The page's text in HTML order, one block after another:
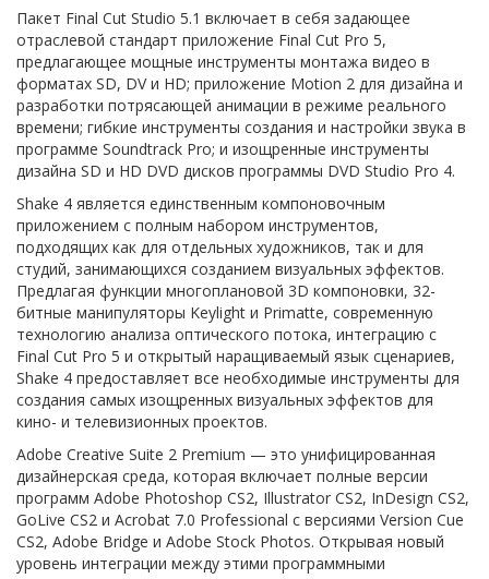
Пакет Final Cut Studio 5.1 включает в себя задающее
отраслевой стандарт приложение Final Cut Pro 5,
предлагающее мощные инструменты монтажа видео в
форматах SD, DV и HD; приложение Motion 2 для дизайна и
разработки потрясающей анимации в режиме реального
времени; гибкие инструменты создания и настройки звука в
программе Soundtrack Pro; и изощренные инструменты
дизайна SD и HD DVD дисков программы DVD Studio Pro 4.
Shake 4 является единственным компоновочным
приложением с полным набором инструментов,
подходящих как для отдельных художников, так и для
студий, занимающихся созданием визуальных эффектов.
Предлагая функции многоплановой 3D компоновки, 32-
битные манипуляторы Keylight и Primatte, современную
технологию анализа оптического потока, интеграцию с
Final Cut Pro 5 и открытый наращиваемый язык сценариев,
Shake 4 предоставляет все необходимые инструменты для
создания самых изощренных визуальных эффектов для
кино- и телевизионных проектов.
Adobe Creative Suite 2 Premium — это унифицированная
дизайнерская среда, которая включает полные версии
программ Adobe Photoshop CS2, Illustrator CS2, InDesign CS2,
GoLive CS2 и Acrobat 7.0 Professional с версиями Version Cue
CS2, Adobe Bridge и Adobe Stock Photos. Открывая новый
уровень интеграции между этими программными